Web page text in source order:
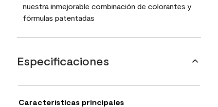
nuestra inmejorable combinación de colorantes y
fórmulas patentadas
Especificaciones
Características principales